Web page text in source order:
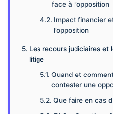
face à l’opposition
Impact financier
l’opposition
Les recours judiciaires et
litige
Quand et
contester une
Que faire en cas